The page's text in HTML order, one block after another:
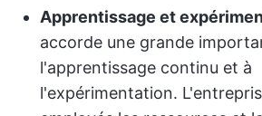
Apprentissage et
accorde une grande
l'apprentissage continu et à
l'expérimentation.